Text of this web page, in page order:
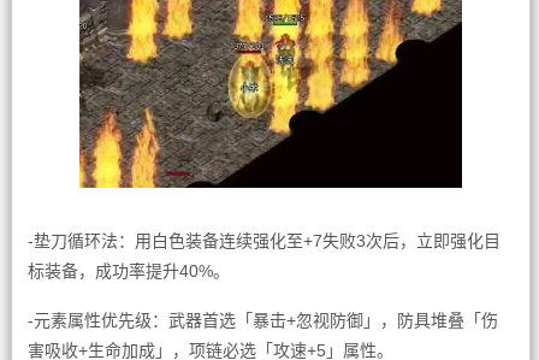
-垫刀循环法：用白色装备连续强化至+7失败3次后，立即强化目
标装备，成功率提升40%。
-元素属性优先级：武器首选「暴击+忽视防御」，防具堆叠「伤
害吸收+生命加成」，项链必选「攻速+5」属性。